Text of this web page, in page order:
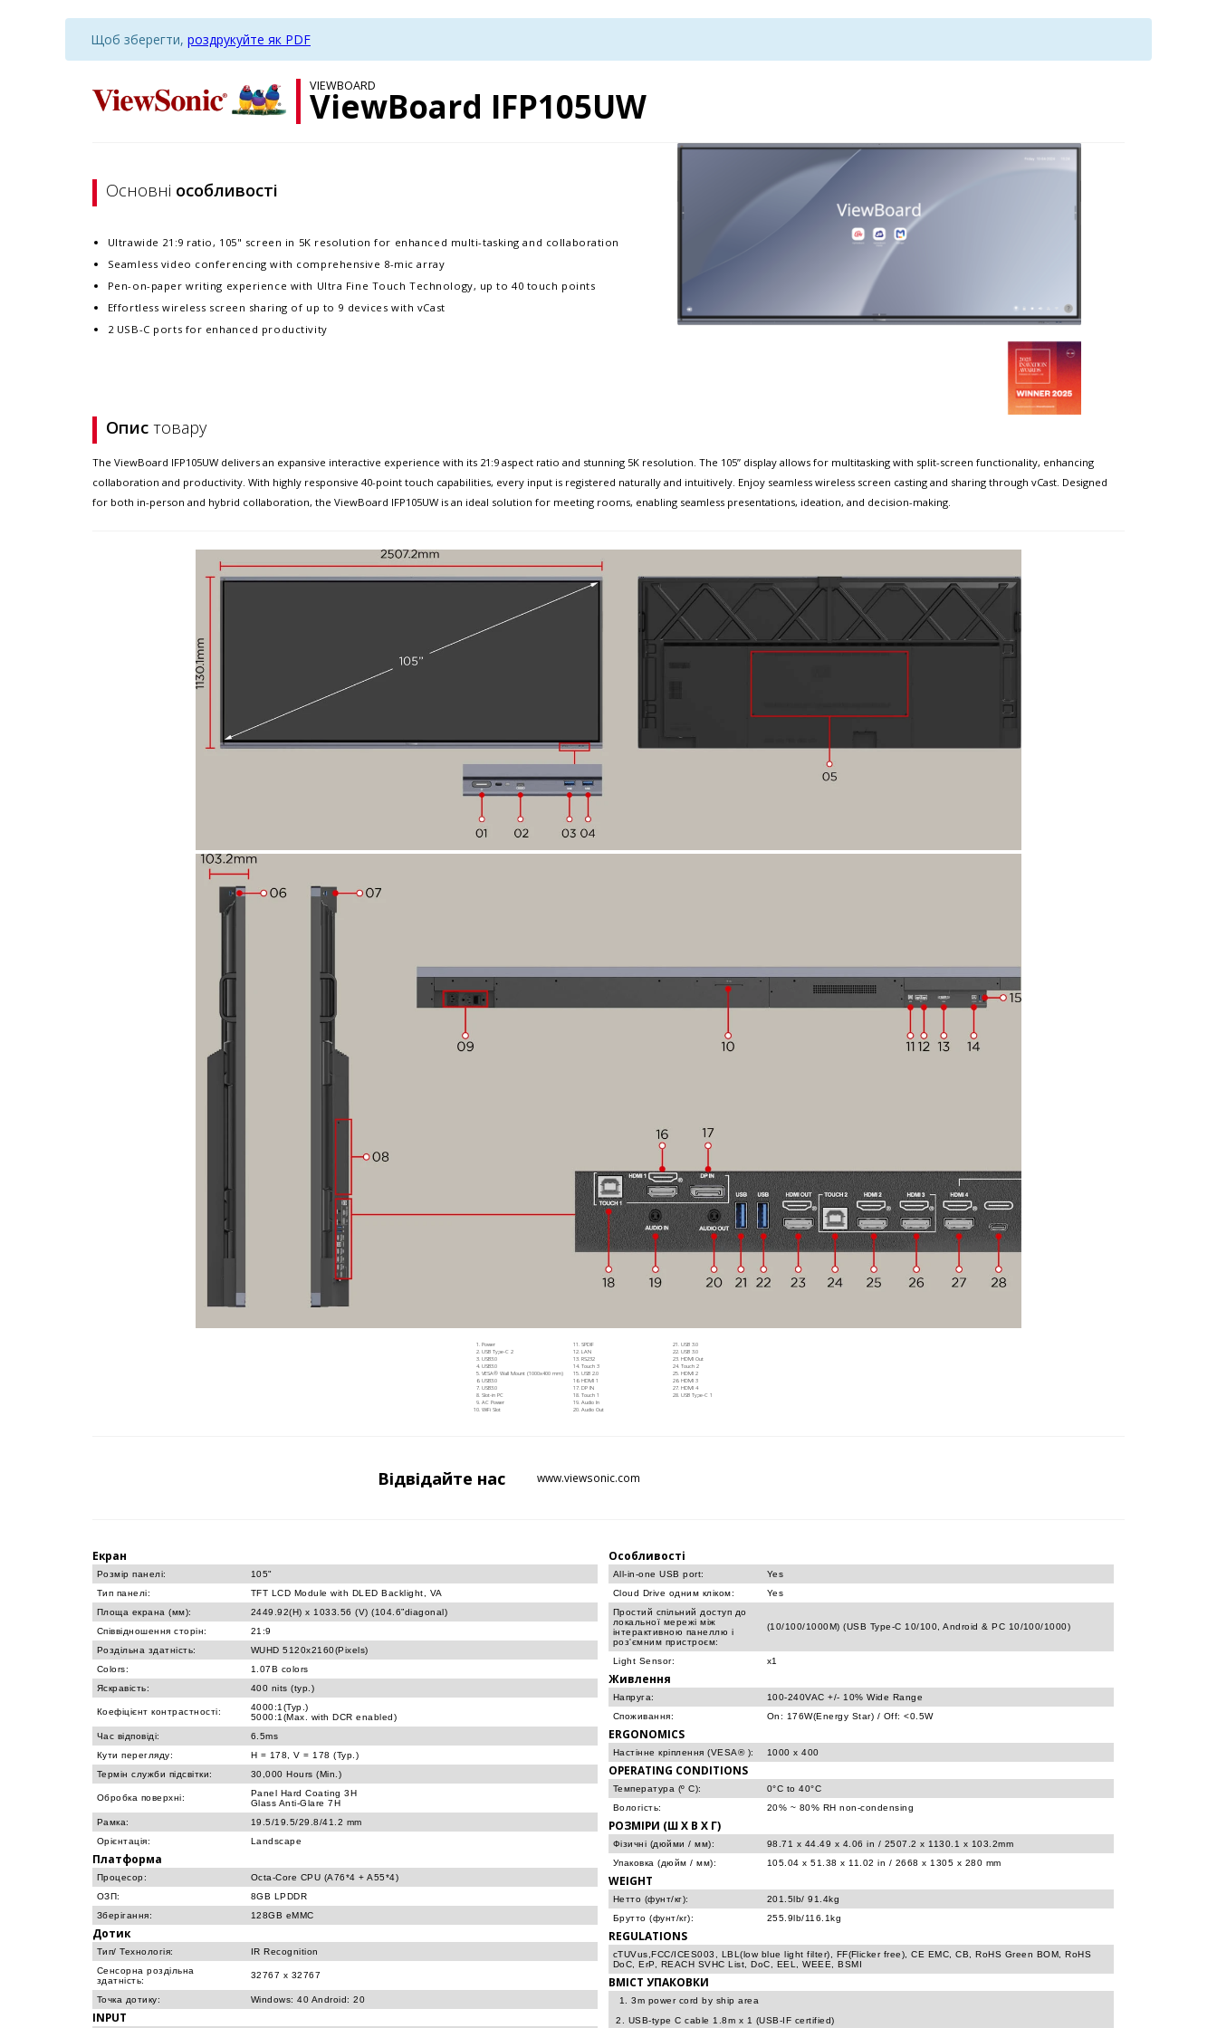
Щоб зберегти, роздрукуйте як PDF
VIEWBOARD
ViewBoard IFP105UW
Основні особливості
Ultrawide 21:9 ratio, 105" screen in 5K resolution for enhanced multi-tasking and collaboration
Seamless video conferencing with comprehensive 8-mic array
Pen-on-paper writing experience with Ultra Fine Touch Technology, up to 40 touch points
Effortless wireless screen sharing of up to 9 devices with vCast
2 USB-C ports for enhanced productivity
Опис товару
The ViewBoard IFP105UW delivers an expansive interactive experience with its 21:9 aspect ratio and stunning 5K resolution. The 105” display allows for multitasking with split-screen functionality, enhancing
collaboration and productivity. With highly responsive 40-point touch capabilities, every input is registered naturally and intuitively. Enjoy seamless wireless screen casting and sharing through vCast. Designed
for both in-person and hybrid collaboration, the ViewBoard IFP105UW is an ideal solution for meeting rooms, enabling seamless presentations, ideation, and decision-making.
Power
USB Type-C 2
USB3.0
USB3.0
VESA® Wall Mount (1000x400 mm)
USB3.0
USB3.0
Slot-in PC
AC Power
WiFi Slot
SPDIF
LAN
RS232
Touch 3
USB 2.0
HDMI 1
DP IN
Touch 1
Audio In
Audio Out
USB 3.0
USB 3.0
HDMI Out
Touch 2
HDMI 2
HDMI 3
HDMI 4
USB Type-C 1
Відвідайте нас www.viewsonic.com
Екран
Розмір панелі:
105"
Тип панелі:
TFT LCD Module with DLED Backlight, VA
Площа екрана (мм):
2449.92(H) x 1033.56 (V) (104.6”diagonal)
Співвідношення сторін:
21:9
Роздільна здатність:
WUHD 5120x2160(Pixels)
Colors:
1.07B colors
Яскравість:
400 nits (typ.)
Коефіцієнт контрастності:
4000:1(Typ.)
5000:1(Max. with DCR enabled)
Час відповіді:
6.5ms
Кути перегляду:
H = 178, V = 178 (Typ.)
Термін служби підсвітки:
30,000 Hours (Min.)
Обробка поверхні:
Panel Hard Coating 3H
Glass Anti-Glare 7H
Рамка:
19.5/19.5/29.8/41.2 mm
Орієнтація:
Landscape
Платформа
Процесор:
Octa-Core CPU (A76*4 + A55*4)
ОЗП:
8GB LPDDR
Зберігання:
128GB eMMC
Дотик
Тип/ Технологія:
IR Recognition
Сенсорна роздільна
здатність:
32767 x 32767
Точка дотику: Windows: 40 Android: 20
INPUT
Особливості
All-in-one USB port:
Yes
Cloud Drive одним кліком:
Yes
Простий спільний доступ до
локальної мережі між
інтерактивною панеллю і
роз'ємним пристроєм:
(10/100/1000M) (USB Type-C 10/100, Android & PC 10/100/1000)
Light Sensor: x1
Живлення
Напруга:
100-240VAC +/- 10% Wide Range
Споживання:
On: 176W(Energy Star) / Off: <0.5W
ERGONOMICS
Настінне кріплення (VESA® ): 1000 x 400
OPERATING CONDITIONS
Температура (º C):
0°C to 40°C
Вологість:
20% ~ 80% RH non-condensing
РОЗМІРИ (Ш X В X Г)
Фізичні (дюйми / мм):
98.71 x 44.49 x 4.06 in / 2507.2 x 1130.1 x 103.2mm
Упаковка (дюйм / мм):
105.04 x 51.38 x 11.02 in / 2668 x 1305 x 280 mm
WEIGHT
Нетто (фунт/кг):
201.5lb/ 91.4kg
Брутто (фунт/кг):
255.9lb/116.1kg
REGULATIONS
cTUVus,FCC/ICES003, LBL(low blue light filter), FF(Flicker free), CE EMC, CB, RoHS Green BOM, RoHS
DoC, ErP, REACH SVHC List, DoC, EEL, WEEE, BSMI
ВМІСТ УПАКОВКИ
1. 3m power cord by ship area
2. USB-type C cable 1.8m x 1 (USB-IF certified)